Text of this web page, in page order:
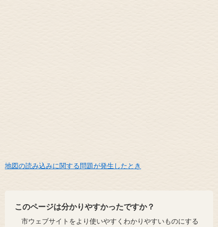
地図の読み込みに関する問題が発生したとき
このページは分かりやすかったですか？
市ウェブサイトをより使いやすくわかりやすいものにする